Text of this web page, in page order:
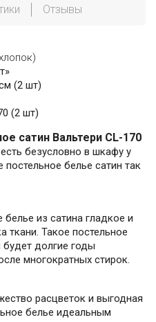
Отзывы
(2 шт)
(2 шт)
сатин Вальтери CL-170
безусловно в шкафу у
белье сатин так
из сатина гладкое и
ткани. Такое постельное
будет долгие годы
многократных стирок.
расцветок и выгодная
белье идеальным